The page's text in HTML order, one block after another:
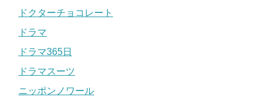
ドクターチョコレート
ドラマ
ドラマ365日
ドラマスーツ
ニッポンノワール